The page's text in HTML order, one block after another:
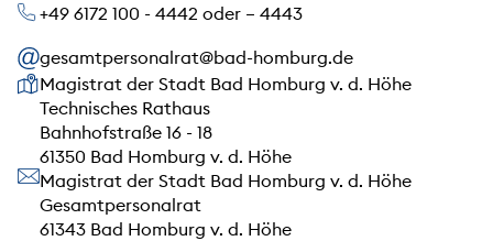
+49 6172 100 - 4442 oder – 4443
gesamtpersonalrat@bad-homburg.de
Unsere Anschrift
Magistrat der Stadt Bad Homburg v. d. Höhe
Technisches Rathaus
Bahnhofstraße 16 - 18
61350 Bad Homburg v. d. Höhe
Unsere Anschrift
Magistrat der Stadt Bad Homburg v. d. Höhe
Gesamtpersonalrat
61343 Bad Homburg v. d. Höhe